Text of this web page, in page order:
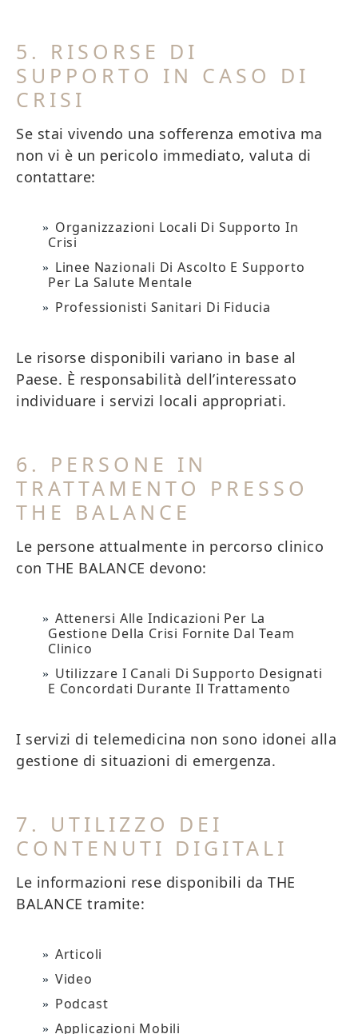
5. RISORSE DI
SUPPORTO IN CASO DI
CRISI
Se stai vivendo una sofferenza emotiva ma
non vi è un pericolo immediato, valuta di
contattare:
Organizzazioni Locali Di Supporto In
Crisi
Linee Nazionali Di Ascolto E Supporto
Per La Salute Mentale
Professionisti Sanitari Di Fiducia
Le risorse disponibili variano in base al
Paese. È responsabilità dell’interessato
individuare i servizi locali appropriati.
6. PERSONE IN
TRATTAMENTO PRESSO
THE BALANCE
Le persone attualmente in percorso clinico
con THE BALANCE devono:
Attenersi Alle Indicazioni Per La
Gestione Della Crisi Fornite Dal Team
Clinico
Utilizzare I Canali Di Supporto Designati
E Concordati Durante Il Trattamento
I servizi di telemedicina non sono idonei alla
gestione di situazioni di emergenza.
7. UTILIZZO DEI
CONTENUTI DIGITALI
Le informazioni rese disponibili da THE
BALANCE tramite:
Articoli
Video
Podcast
Applicazioni Mobili